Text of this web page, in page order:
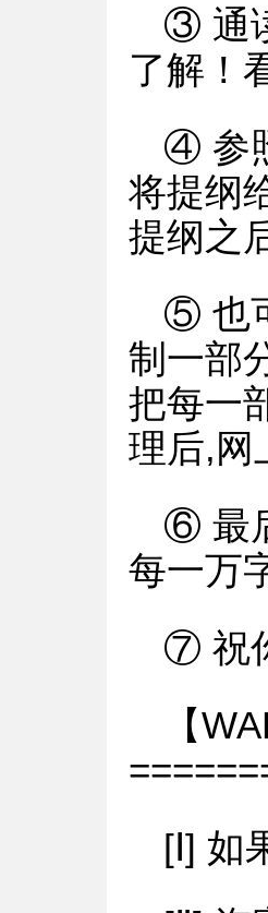
③ 通
了解！
④ 参
将提纲
提纲之
⑤ 也
制一部
把每一
理后,网
⑥ 最
每一万
⑦ 祝
【
[Ⅰ] 如